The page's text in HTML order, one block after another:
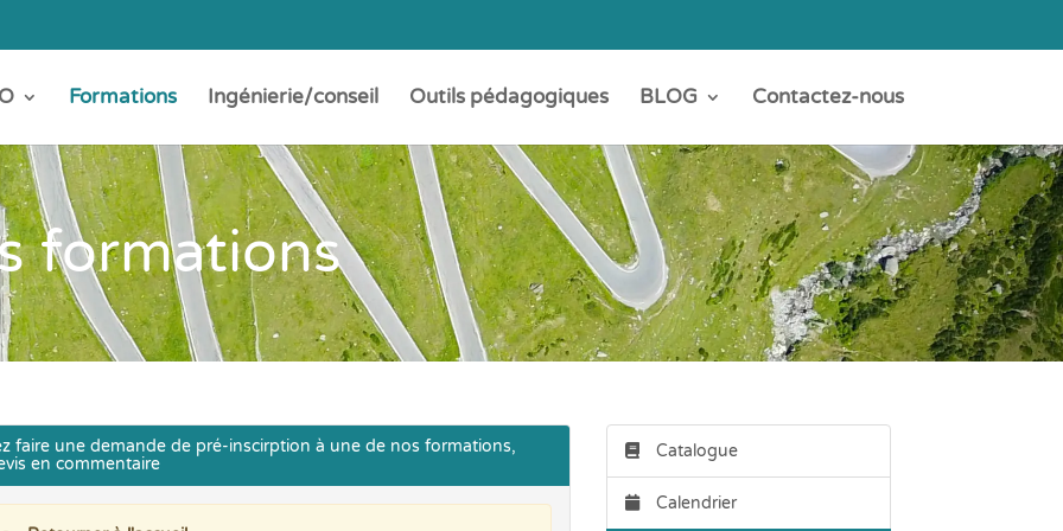
Formations Ingénierie/conseil Outils pédagogiques BLOG Contactez-nous
formations
faire une demande de pré-inscirption à une de nos formations,
en commentaire
Catalogue
Calendrier